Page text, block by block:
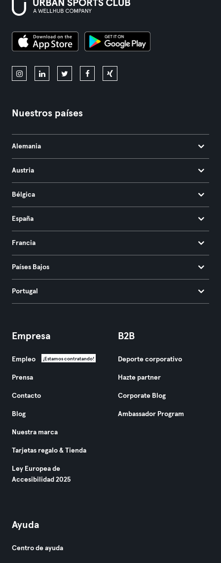
Nuestros países
Alemania
Austria
Bélgica
España
Francia
Países Bajos
Portugal
Empresa
Empleo ¡Estamos contratando!
Prensa
Contacto
Blog
Nuestra marca
Tarjetas regalo & Tienda
Ley Europea de
Accesibilidad 2025
B2B
Deporte corporativo
Hazte partner
Corporate Blog
Ambassador Program
Ayuda
Centro de ayuda